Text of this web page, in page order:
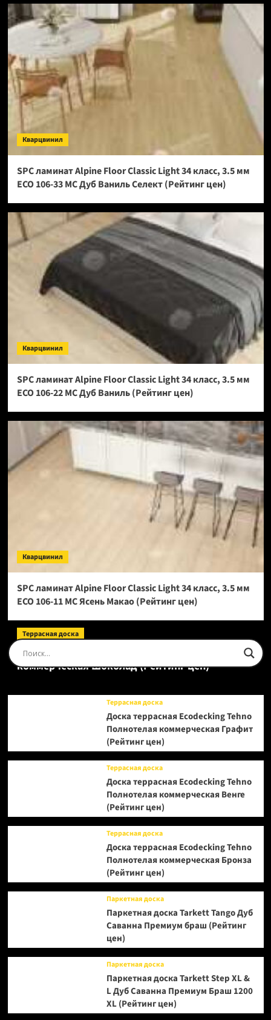
Кварцвинил
SPC ламинат Alpine Floor Classic Light 34 класс, 3.5 мм
ECO 106-33 МС Дуб Ваниль Селект (Рейтинг цен)
Кварцвинил
SPC ламинат Alpine Floor Classic Light 34 класс, 3.5 мм
ECO 106-22 МС Дуб Ваниль (Рейтинг цен)
Кварцвинил
SPC ламинат Alpine Floor Classic Light 34 класс, 3.5 мм
ECO 106-11 МС Ясень Макао (Рейтинг цен)
Террасная доска
Доска террасная Ecodecking Tehno Полнотелая
коммерческая Шоколад (Рейтинг цен)
Террасная доска
Доска террасная Ecodecking Tehno
Полнотелая коммерческая Графит
(Рейтинг цен)
Террасная доска
Доска террасная Ecodecking Tehno
Полнотелая коммерческая Венге
(Рейтинг цен)
Террасная доска
Доска террасная Ecodecking Tehno
Полнотелая коммерческая Бронза
(Рейтинг цен)
Паркетная доска
Паркетная доска Tarkett Tango Дуб
Саванна Премиум браш (Рейтинг
цен)
Паркетная доска
Паркетная доска Tarkett Step XL &
L Дуб Саванна Премиум Браш 1200
XL (Рейтинг цен)